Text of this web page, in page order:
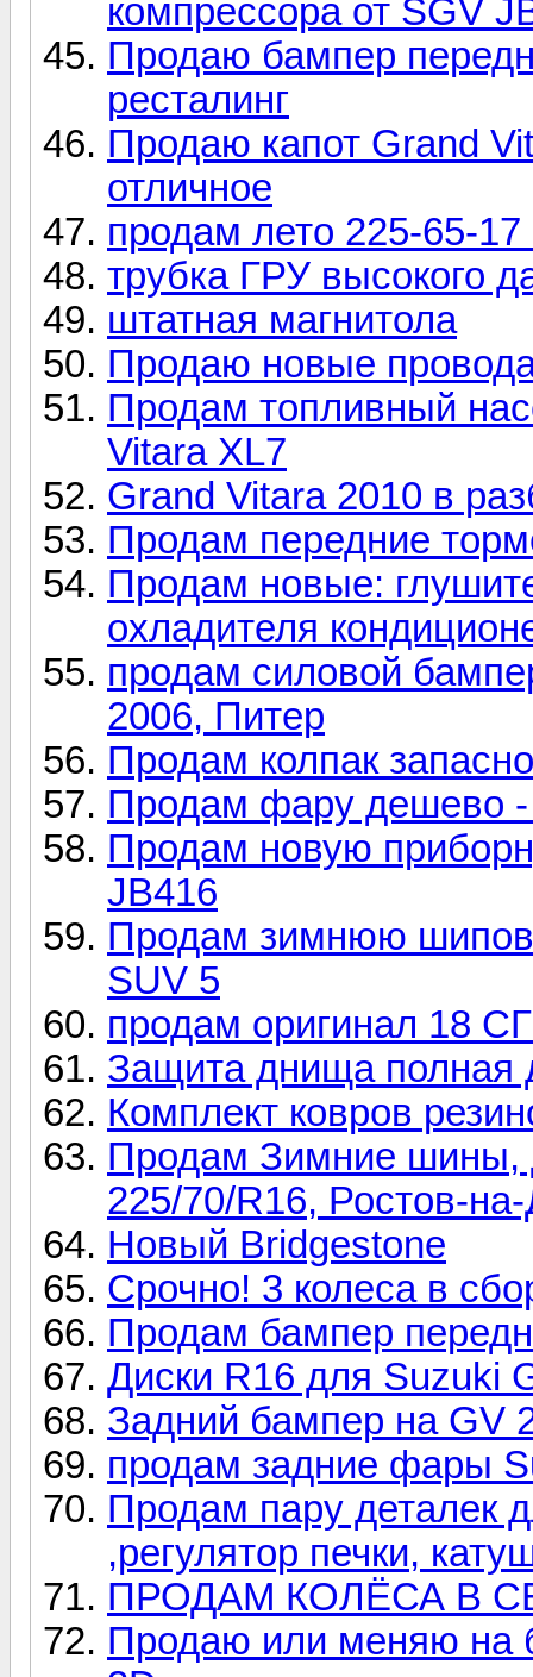
компрессора от SGV
Продаю бампер
ресталинг
Продаю капот Grand
отличное
продам лето 225-65-17
трубка ГРУ высокого
штатная магнитола
Продаю новые
Продам топливный
Vitara XL7
Grand Vitara 2010 в
Продам передние
Продам новые:
охладителя
продам силовой
2006, Питер
Продам колпак
Продам фару дешево -
Продам новую
JB416
Продам зимнюю
SUV 5
продам оригинал 18
Защита днища полная
Комплект ковров
Продам Зимние шины,
225/70/R16, Ростов-
Новый Bridgestone
Срочно! 3 колеса в
Продам бампер
Диски R16 для Suzuki
Задний бампер на GV
продам задние фары
Продам пару деталек
,регулятор печки,
ПРОДАМ КОЛЁСА В
Продаю или меняю на